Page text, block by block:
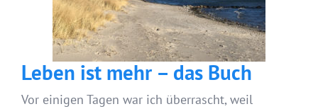
Leben ist mehr – das Buch
Vor einigen Tagen war ich überrascht, weil